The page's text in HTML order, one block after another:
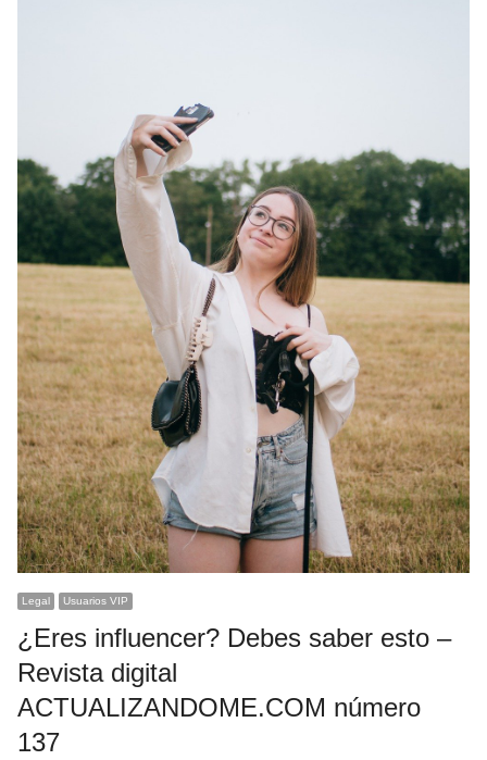
Legal Usuarios VIP
¿Eres influencer? Debes saber esto –
Revista digital
ACTUALIZANDOME.COM número
137